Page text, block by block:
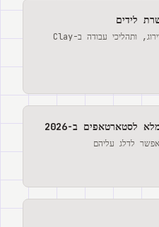
העשרת waterfall, נוסחאות דירוג, ותהליכי עבודה ב-Clay
לדלג עליהם